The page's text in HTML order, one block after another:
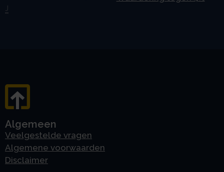
Algemeen
Veelgestelde vragen
Algemene voorwaarden
Disclaimer